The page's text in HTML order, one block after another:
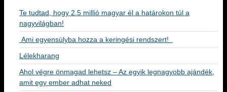
Te tudtad, hogy 2.5 millió magyar él a határokon túl a
nagyvilágban!
Ami egyensúlyba hozza a keringési rendszert!
Lélekharang
Ahol végre önmagad lehetsz – Az egyik legnagyobb ajándék,
amit egy ember adhat neked